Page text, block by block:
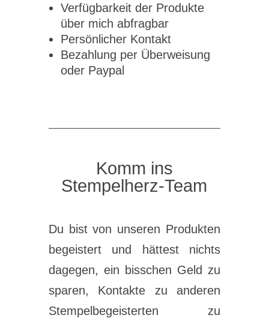
Verfügbarkeit der Produkte
über mich abfragbar
Persönlicher Kontakt
Bezahlung per Überweisung
oder Paypal
Komm ins
Stempelherz-Team
Du bist von unseren Produkten
begeistert und hättest nichts
dagegen, ein bisschen Geld zu
sparen, Kontakte zu anderen
Stempelbegeisterten zu